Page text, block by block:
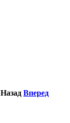
Назад Вперед